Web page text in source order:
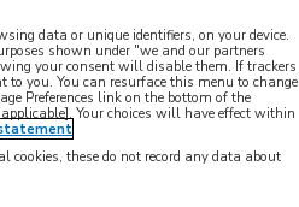
de prijs
kidney
data or unique identifiers, on your device.
shown under "we and our partners
your consent will disable them. If trackers
to you. You can resurface this menu to change
Preferences link on the bottom of the
Your choices will have effect within
these do not record any data about